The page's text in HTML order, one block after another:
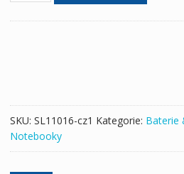
množství
SKU: SL11016-cz1 Kategorie: Baterie
Notebooky